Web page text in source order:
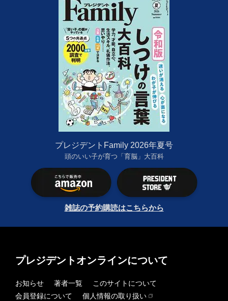
プレジデントFamily 2026年夏号
頭のいい子が育つ「育脳」大百科
雑誌の予約購読はこちらから
プレジデントオンラインについて
お知らせ 著者一覧
このサイトについて
会員登録について
個人情報の取り扱い